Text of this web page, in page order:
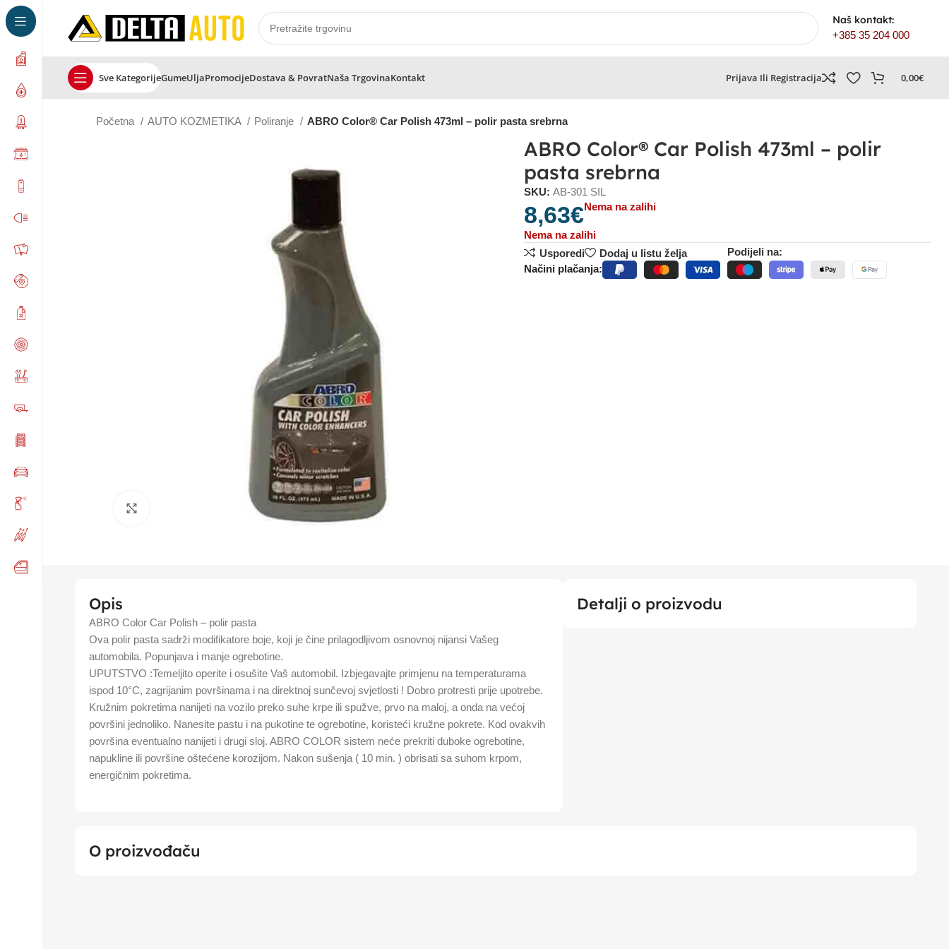
Naš kontakt:
+385 35 204 000
Sve KategorijeGumeUljaPromocijeDostava & PovratNaša TrgovinaKontakt Prijava Ili Registracija 0,00€
Početna AUTO KOZMETIKA Poliranje ABRO Color® Car Polish 473ml – polir pasta srebrna
ABRO Color® Car Polish 473ml – polir
pasta srebrna
SKU:AB-301 SIL
8,63€Nema na zalihi
Nema na zalihi
Usporedi
Dodaj u listu želja
Podijeli na:
Načini plačanja:
Opis
ABRO Color Car Polish – polir pasta
Ova polir pasta sadrži modifikatore boje, koji je čine prilagodljivom osnovnoj nijansi Vašeg
automobila. Popunjava i manje ogrebotine.
UPUTSTVO :Temeljito operite i osušite Vaš automobil. Izbjegavajte primjenu na temperaturama
ispod 10°C, zagrijanim površinama i na direktnoj sunčevoj svjetlosti ! Dobro protresti prije upotrebe.
Kružnim pokretima nanijeti na vozilo preko suhe krpe ili spužve, prvo na maloj, a onda na većoj
površini jednoliko. Nanesite pastu i na pukotine te ogrebotine, koristeći kružne pokrete. Kod ovakvih
površina eventualno nanijeti i drugi sloj. ABRO COLOR sistem neće prekriti duboke ogrebotine,
napukline ili površine oštećene korozijom. Nakon sušenja ( 10 min. ) obrisati sa suhom krpom,
energičnim pokretima.
Detalji o proizvodu
O proizvođaču